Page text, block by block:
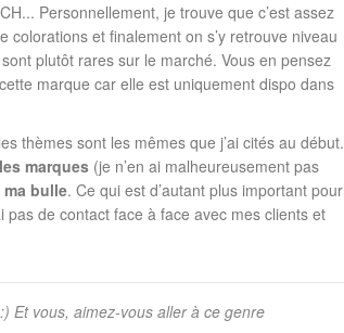
Personnellement, je trouve que c’est assez
colorations et finalement on s’y retrouve niveau
plutôt rares sur le marché. Vous en pensez
marque car elle est uniquement dispo dans
thèmes sont les mêmes que j’ai cités au début.
marques (je n’en ai malheureusement pas
bulle. Ce qui est d’autant plus important pour
pas de contact face à face avec mes clients et
Et vous, aimez-vous aller à ce genre